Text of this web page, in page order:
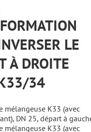
LE
À DROITE
34
mélangeuse K33 (avec
DN 25, départ à
mélangeuse K33 (avec